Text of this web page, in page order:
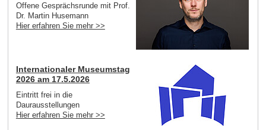
Offene Gesprächsrunde mit Prof.
Dr. Martin Husemann
Hier erfahren Sie mehr >>
Internationaler Museumstag
2026 am 17.5.2026
Eintritt frei in die
Daurausstellungen
Hier erfahren Sie mehr >>